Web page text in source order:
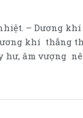
– Dương
khí thắng
âm vượng